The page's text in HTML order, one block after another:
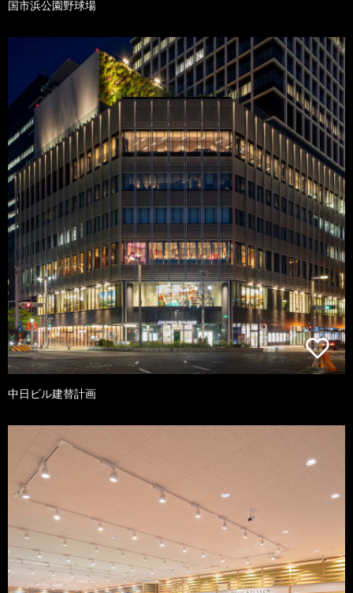
国市浜公園野球場
中日ビル建替計画